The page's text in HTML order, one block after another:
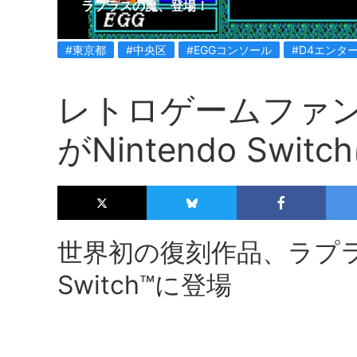
ラプラスの魔、登場！
#東京都 #中央区 #EGGコンソール #D4エンタ
レトロゲームファ
がNintendo
世界初の復刻作品、ラ
Switch™に登場